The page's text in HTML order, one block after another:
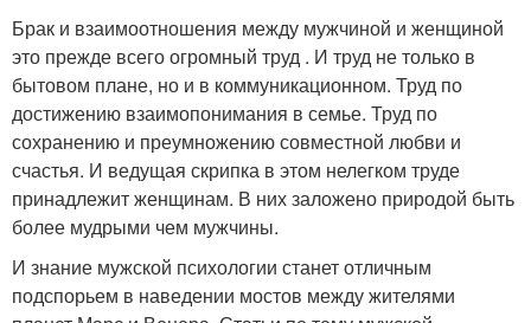
Брак и взаимоотношения между мужчиной и женщиной
это прежде всего огромный труд . И труд не только в
бытовом плане, но и в коммуникационном. Труд по
достижению взаимопонимания в семье. Труд по
сохранению и преумножению совместной любви и
счастья. И ведущая скрипка в этом нелегком труде
принадлежит женщинам. В них заложено природой быть
более мудрыми чем мужчины.
И знание мужской психологии станет отличным
подспорьем в наведении мостов между жителями